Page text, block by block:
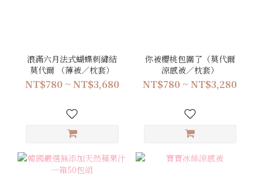
浪滿六月法式蝴蝶刺繡結
莫代爾 （薄被／枕套）
NT$780 ~ NT$3,680
你被櫻桃包圍了（莫代爾
涼感被／枕套）
NT$780 ~ NT$3,280